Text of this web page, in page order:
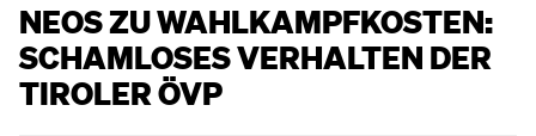
NEOS ZU WAHLKAMPFKOSTEN:
SCHAMLOSES VERHALTEN DER
TIROLER ÖVP